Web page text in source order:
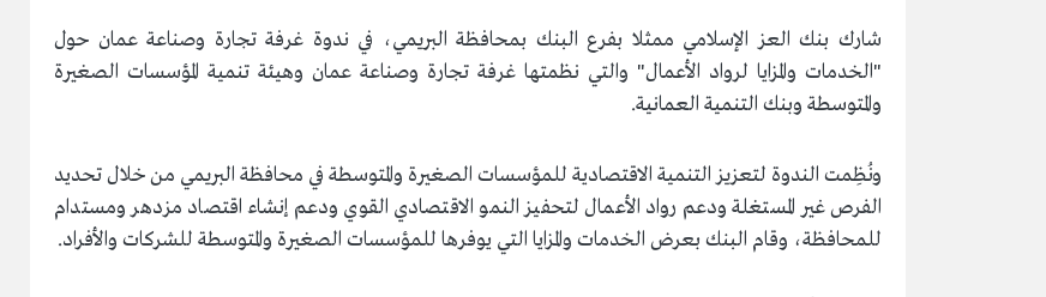
شارك بنك العز الإسلامي ممثلا بفرع البنك بمحافظة البريمي، في ندوة غرفة تجارة وصناعة عمان حول
"الخدمات والمزايا لرواد الأعمال" والتي نظمتها غرفة تجارة وصناعة عمان وهيئة تنمية المؤسسات الصغيرة
والمتوسطة وبنك التنمية العمانية.
ونُظِمت الندوة لتعزيز التنمية الاقتصادية للمؤسسات الصغيرة والمتوسطة في محافظة البريمي من خلال تحديد
الفرص غير المستغلة ودعم رواد الأعمال لتحفيز النمو الاقتصادي القوي ودعم إنشاء اقتصاد مزدهر ومستدام
للمحافظة، وقام البنك بعرض الخدمات والمزايا التي يوفرها للمؤسسات الصغيرة والمتوسطة للشركات والأفراد.